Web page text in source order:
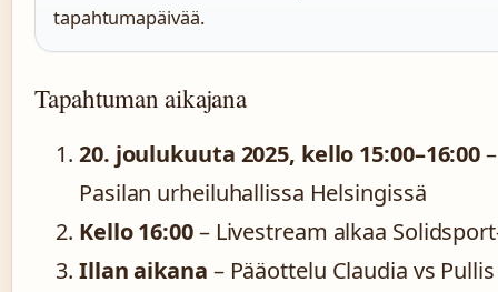
tapahtumapäivää.
Tapahtuman aikajana
20. joulukuuta 2025, kello 15:00–16:00
Pasilan urheiluhallissa Helsingissä
Kello 16:00– Livestream alkaa
Illan aikana – Pääottelu Claudia vs